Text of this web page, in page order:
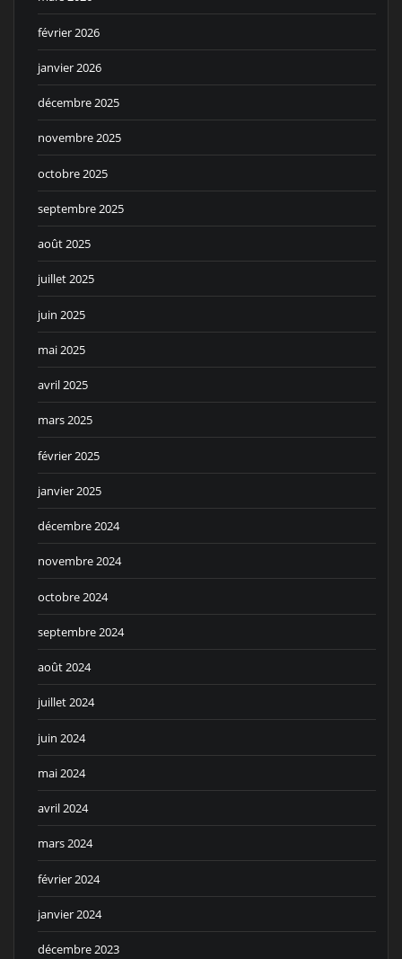
février 2026
janvier 2026
décembre 2025
novembre 2025
octobre 2025
septembre 2025
août 2025
juillet 2025
juin 2025
mai 2025
avril 2025
mars 2025
février 2025
janvier 2025
décembre 2024
novembre 2024
octobre 2024
septembre 2024
août 2024
juillet 2024
juin 2024
mai 2024
avril 2024
mars 2024
février 2024
janvier 2024
décembre 2023